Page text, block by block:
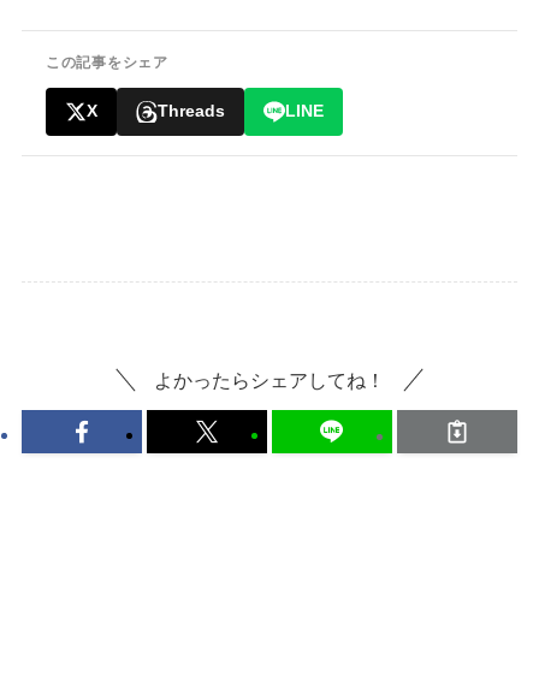
この記事をシェア
X Threads LINE
よかったらシェアしてね！